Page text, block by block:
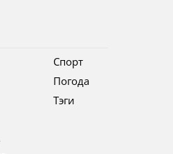
Спорт
Погода
Тэги